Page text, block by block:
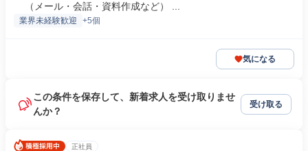
（メール・会話・資料作成など） ...
業界未経験歓迎 +5個
気になる
この条件を保存して、新着求人を受け取りませ
んか？
受け取る
正社員